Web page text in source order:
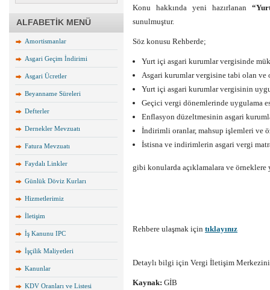
ALFABETİK MENÜ
Amortismanlar
Asgari Geçim İndirimi
Asgari Ücretler
Beyanname Süreleri
Defterler
Dernekler Mevzuatı
Fatura Mevzuatı
Faydalı Linkler
Günlük Döviz Kurları
Hizmetlerimiz
İletişim
İş Kanunu IPC
İşçilik Maliyetleri
Kanunlar
KDV Oranları ve Listesi
Konu hakkında yeni hazırlanan
sunulmuştur.
Söz konusu Rehberde;
Yurt içi asgari kurumlar vergisinde
Asgari kurumlar vergisine tabi olan ve
Yurt içi asgari kurumlar vergisinin
Geçici vergi dönemlerinde uygulama
Enflasyon düzeltmesinin asgari
İndirimli oranlar, mahsup işlemleri ve
İstisna ve indirimlerin asgari vergi
gibi konularda açıklamalara ve örneklere
Rehbere ulaşmak için tıklayınız
Detaylı bilgi için Vergi İletişim
Kaynak: GİB